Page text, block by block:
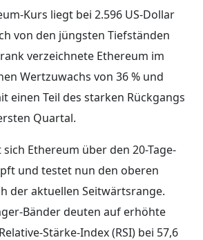
Kurs liegt bei 2.596 US-Dollar
von den jüngsten Tiefständen
verzeichnete Ethereum im
Wertzuwachs von 36 % und
einen Teil des starken Rückgangs
Quartal.
Ethereum über den 20-Tage-
und testet nun den oberen
der aktuellen Seitwärtsrange.
Bänder deuten auf erhöhte
Stärke-Index (RSI) bei 57,6